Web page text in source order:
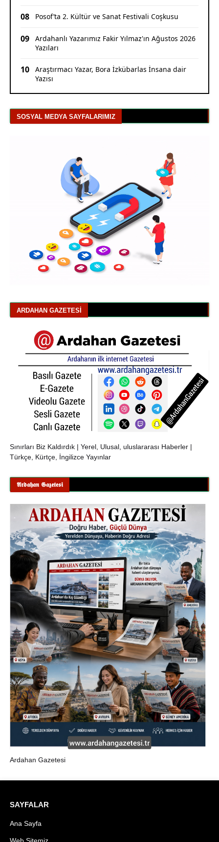
08 Posof’ta 2. Kültür ve Sanat Festivali Coşkusu
09
Ardahanlı Yazarımız Fakir Yılmaz'ın Ağustos 2026
Yazıları
10
Araştırmacı Yazar, Bora İzkübarlas İnsana dair
Yazısı
SOSYAL MEDYA SAYFALARIMIZ
ARDAHAN GAZETESI
Sınırları Biz Kaldırdık | Yerel, Ulusal, uluslararası Haberler |
Türkçe, Kürtçe, İngilizce Yayınlar
𝕬𝖗𝖉𝖆𝖍𝖆𝖓 𝕲𝖆𝖟𝖊𝖙𝖊𝖘𝖎
Ardahan Gazetesi
SAYFALAR
Ana Sayfa